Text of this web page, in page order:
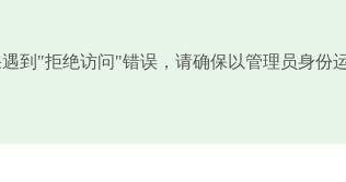
到"拒绝访问"错误，请确保以管理员身份